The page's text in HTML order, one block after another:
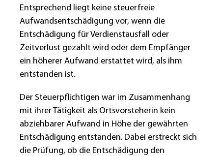
Entsprechend liegt keine steuerfreie
Aufwandsentschädigung vor, wenn die
Entschädigung für Verdienstausfall oder
Zeitverlust gezahlt wird oder dem Empfänger
ein höherer Aufwand erstattet wird, als ihm
entstanden ist.
Der Steuerpflichtigen war im Zusammenhang
mit ihrer Tätigkeit als Ortsvorsteherin kein
abziehbarer Aufwand in Höhe der gewährten
Entschädigung entstanden. Dabei erstreckt sich
die Prüfung, ob die Entschädigung den